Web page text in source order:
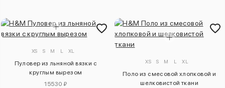
XS S M L XL
Пуловер из льняной вязки с
круглым вырезом
15530 ₽
XS S M L XL
Поло из смесовой хлопковой и
шелковистой ткани